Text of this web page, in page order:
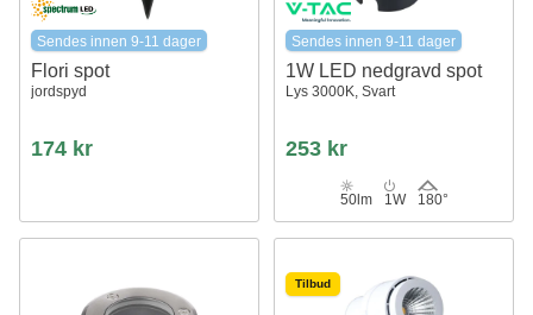
Sendes innen 9-11 dager
Flori spot
jordspyd
174 kr
Sendes innen 9-11 dager
1W LED nedgravd spot
Lys 3000K, Svart
253 kr
50lm 1W 180°
Tilbud